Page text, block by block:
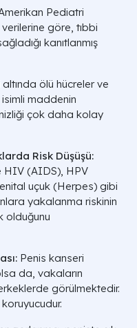
Pediatri
göre, tıbbi
kanıtlanmış
ölü hücreler ve
maddenin
çok daha kolay
Risk Düşüşü:
HIV (AIDS), HPV
uçuk (Herpes) gibi
yakalanma riskinin
olduğunu
Penis kanseri
da, vakaların
görülmektedir.